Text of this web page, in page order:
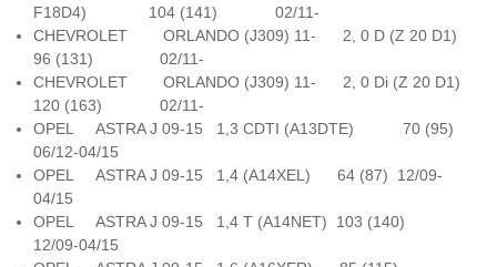
F18D4) 104 (141) 02/11-
CHEVROLET ORLANDO (J309) 11- 2, 0 D (Z 20 D1)
96 (131) 02/11-
CHEVROLET ORLANDO (J309) 11- 2, 0 Di (Z 20 D1)
120 (163) 02/11-
OPEL ASTRA J 09-15 1,3 CDTI (A13DTE) 70 (95)
06/12-04/15
OPEL ASTRA J 09-15 1,4 (A14XEL) 64 (87) 12/09-
04/15
OPEL ASTRA J 09-15 1,4 T (A14NET) 103 (140)
12/09-04/15